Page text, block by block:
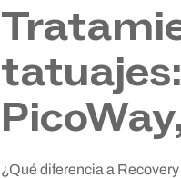
¿Qué diferencia a